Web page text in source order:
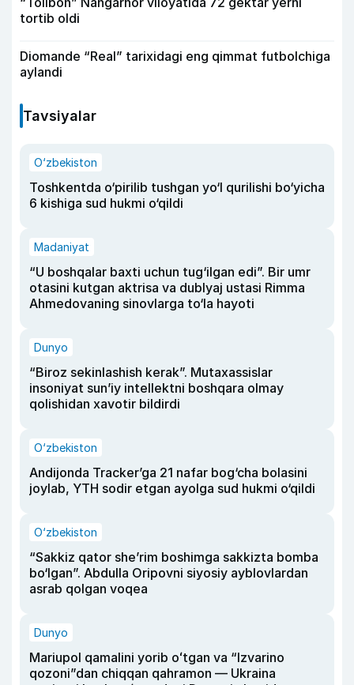
tortib oldi
Diomande “Real” tarixidagi eng qimmat futbolchiga
aylandi
Tavsiyalar
O‘zbekiston
Toshkentda o‘pirilib tushgan yo‘l qurilishi bo‘yicha
6 kishiga sud hukmi o‘qildi
Madaniyat
“U boshqalar baxti uchun tug‘ilgan edi”. Bir umr
otasini kutgan aktrisa va dublyaj ustasi Rimma
Ahmedovaning sinovlarga to‘la hayoti
Dunyo
“Biroz sekinlashish kerak”. Mutaxassislar
insoniyat sun’iy intellektni boshqara olmay
qolishidan xavotir bildirdi
O‘zbekiston
Andijonda Tracker’ga 21 nafar bog‘cha bolasini
joylab, YTH sodir etgan ayolga sud hukmi o‘qildi
O‘zbekiston
“Sakkiz qator she’rim boshimga sakkizta bomba
bo‘lgan”. Abdulla Oripovni siyosiy ayblovlardan
asrab qolgan voqea
Dunyo
Mariupol qamalini yorib oʻtgan va “Izvarino
qozoni”dan chiqqan qahramon — Ukraina